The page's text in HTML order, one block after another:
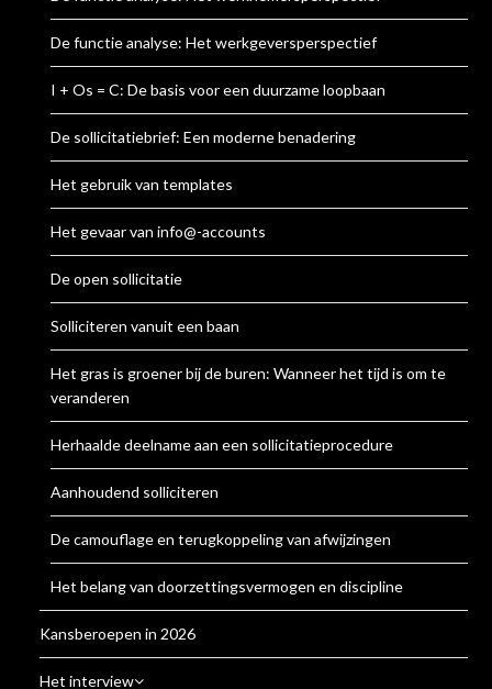
De functie analyse: Het werkgeversperspectief
I + Os = C: De basis voor een duurzame loopbaan
De sollicitatiebrief: Een moderne benadering
Het gebruik van templates
Het gevaar van info@-accounts
De open sollicitatie
Solliciteren vanuit een baan
Het gras is groener bij de buren: Wanneer het tijd is om te
veranderen
Herhaalde deelname aan een sollicitatieprocedure
Aanhoudend solliciteren
De camouflage en terugkoppeling van afwijzingen
Het belang van doorzettingsvermogen en discipline
Kansberoepen in 2026
Het interview